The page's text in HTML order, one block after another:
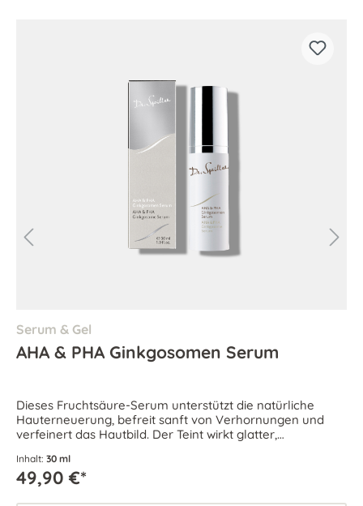
Serum & Gel
AHA & PHA Ginkgosomen Serum
Dieses Fruchtsäure-Serum unterstützt die natürliche
Hauterneuerung, befreit sanft von Verhornungen und
verfeinert das Hautbild. Der Teint wirkt glatter,
Inhalt: 30 ml
49,90 €*